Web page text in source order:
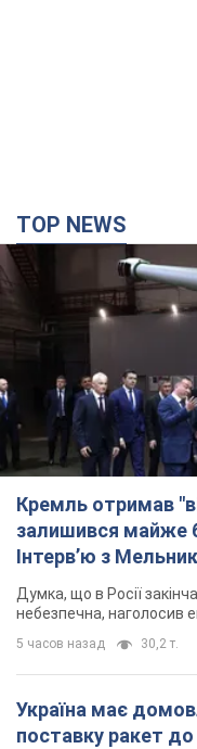
TOP NEWS
Кремль отримав
залишився майже
Інтерв’ю з
Думка, що в Росії
небезпечна, наголосив
5 часов назад 30,2 т.
Україна має
поставку ракет